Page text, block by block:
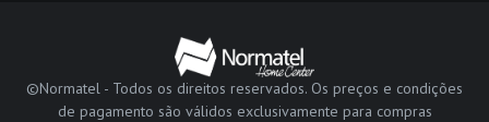
©Normatel - Todos os direitos reservados. Os preços e condições
de pagamento são válidos exclusivamente para compras